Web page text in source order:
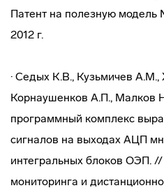
Патент на полезную модель
2012 г.
· Седых К.В., Кузьмичев
Корнаушенков A.П., Малков
программный комплекс
сигналов на выходах АЦП
интегральных блоков ОЭП.
мониторинга и